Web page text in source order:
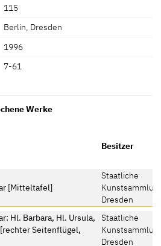
115
Berlin, Dresden
1996
7-61
Werke
Besitzer
[Mitteltafel]
Staatliche
Dresden
Hl. Barbara, Hl. Ursula,
Seitenflügel,
Staatliche
Dresden